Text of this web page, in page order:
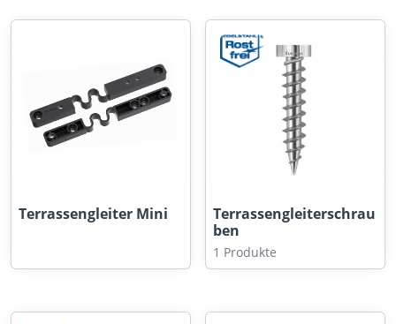
Terrassengleiter Mini
Terrassengleiterschrau
ben
1 Produkte